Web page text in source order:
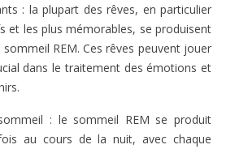
: la plupart des rêves, en particulier
et les plus mémorables, se produisent
REM. Ces rêves peuvent jouer
dans le traitement des émotions et
: le sommeil REM se produit
au cours de la nuit, avec chaque